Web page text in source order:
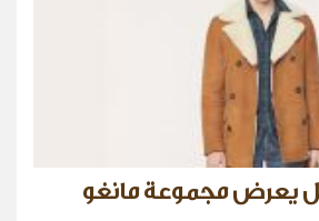
يعرض مجموعة مانغو